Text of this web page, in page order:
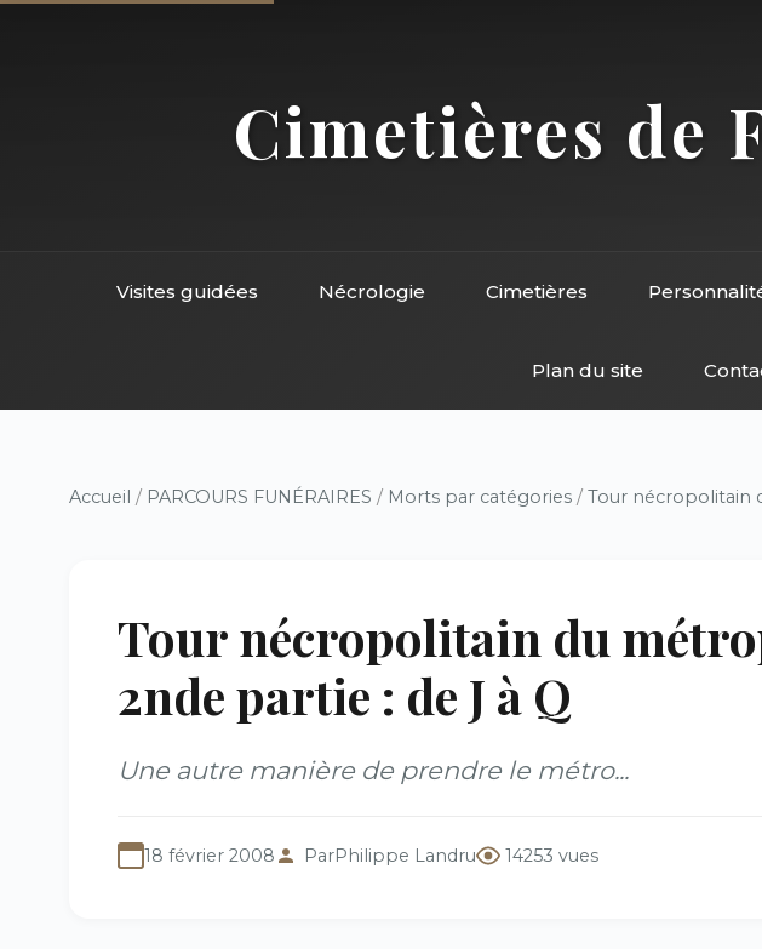
Cimetières de
Visites guidées Nécrologie Cimetières
Plan du site
Accueil / PARCOURS FUNÉRAIRES / Morts par catégories / Tour nécropolitain
Tour nécropolitain du
2nde partie : de J à Q
Une autre manière de prendre le métro...
18 février 2008 ParPhilippe Landru 14253 vues